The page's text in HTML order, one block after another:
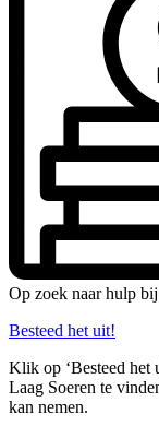
Op zoek naar hulp
Besteed het uit!
Klik op ‘Besteed het
Laag Soeren te
kan nemen.